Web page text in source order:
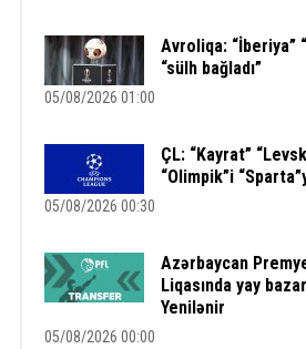
Avroliqa: “İberiya”
“sülh bağladı”
05/08/2026 01:00
ÇL: “Kayrat”
“Olimpik”i
05/08/2026 00:30
Azərbaycan
Liqasında yay
Yenilənir
05/08/2026 00:00